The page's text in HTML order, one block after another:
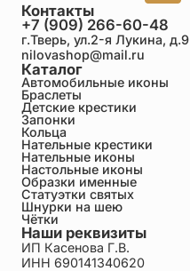
Каталог
Автомобильные иконы
Браслеты
Детские крестики
Запонки
Кольца
Нательные крестики
Нательные иконы
Настольные иконы
Образки именные
Статуэтки святых
Шнурки на шею
Чётки
Контакты
+7 (909) 266-60-48
г.Тверь, ул.2-я Лукина, д.9
nilovashop@mail.ru
Наши реквизиты
ИП Касенова Г.В.
ИНН 690141340620